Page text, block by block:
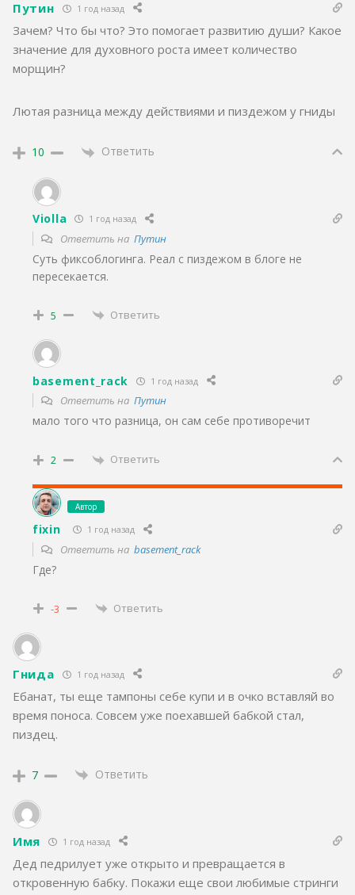
Путин 1 год назад
Зачем? Что бы что? Это помогает развитию души? Какое
значение для духовного роста имеет количество
морщин?
Лютая разница между действиями и пиздежом у гниды
10 Ответить
Violla 1 год назад
Ответить на Путин
Суть фиксоблогинга. Реал с пиздежом в блоге не
пересекается.
5 Ответить
basement_rack 1 год назад
Ответить на Путин
мало того что разница, он сам себе противоречит
2 Ответить
Автор
fixin 1 год назад
Ответить на basement_rack
Где?
-3 Ответить
Гнида 1 год назад
Ебанат, ты еще тампоны себе купи и в очко вставляй во
время поноса. Совсем уже поехавшей бабкой стал,
пиздец.
7 Ответить
Имя 1 год назад
Дед педрилует уже открыто и превращается в
откровенную бабку. Покажи еще свои любимые стринги